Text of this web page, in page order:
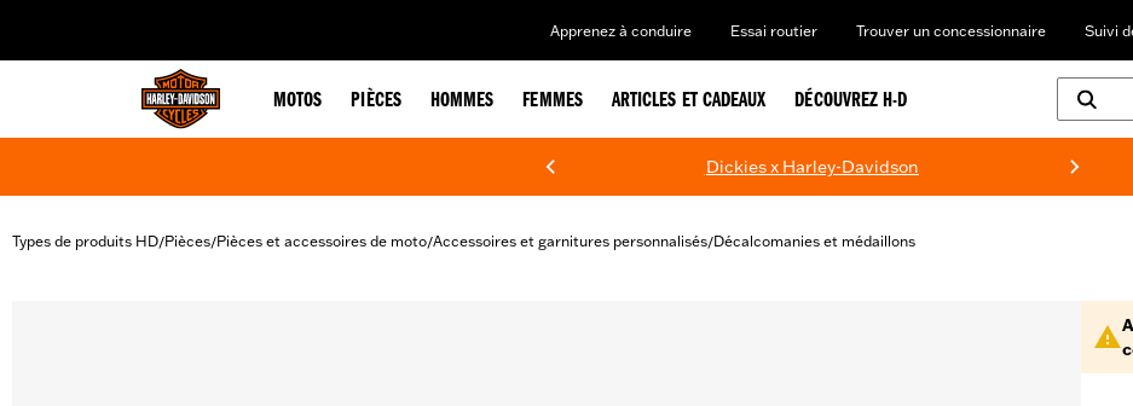
Apprenez à conduire Essai routier Trouver un concessionnaire Suivi
MOTOS PIÈCES HOMMES FEMMES ARTICLES ET CADEAUX DÉCOUVREZ H-D
Dickies x Harley-Davidson
Types de produits HD/Pièces/Pièces et accessoires de moto/Accessoires et garnitures personnalisés/Décalcomanies et médaillons